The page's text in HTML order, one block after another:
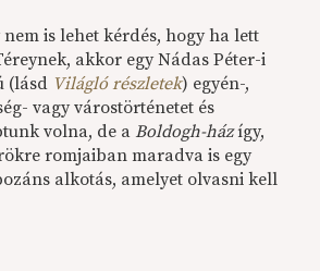
is lehet kérdés, hogy ha lett
akkor egy Nádas Péter-i
(lásd Világló részletek) egyén-,
vagy várostörténetet és
volna, de aBoldogh-házígy,
romjaiban maradva is egy
alkotás, amelyet olvasni kell